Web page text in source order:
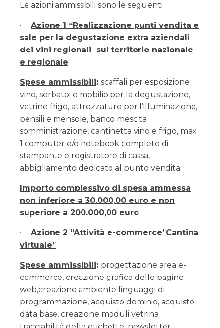
Le azioni ammissibili sono le seguenti :
· Azione 1 “Realizzazione punti vendita e
sale per la degustazione extra aziendali
dei vini regionali sul territorio nazionale
e regionale
Spese ammissibili: scaffali per esposizione
vino, serbatoi e mobilio per la degustazione,
vetrine frigo, attrezzature per l’illuminazione,
pensili e mensole, banco mescita
somministrazione, cantinetta vino e frigo, max
1 computer e/o notebook completo di
stampante e registratore di cassa,
abbigliamento dedicato al punto vendita.
Importo complessivo di spesa ammessa
non inferiore a 30.000,00 euro e non
superiore a 200.000,00 euro
· Azione 2 “Attività e-commerce”Cantina
virtuale”
Spese ammissibili: progettazione area e-
commerce, creazione grafica delle pagine
web,creazione ambiente linguaggi di
programmazione, acquisto dominio, acquisto
data base, creazione moduli vetrina
tracciabilità delle etichette, newsletter,